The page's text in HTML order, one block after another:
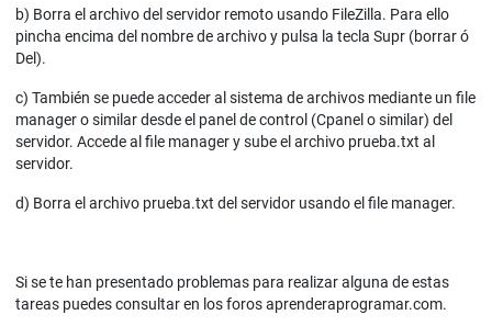
b) Borra el archivo del servidor remoto usando FileZilla. Para ello
pincha encima del nombre de archivo y pulsa la tecla Supr (borrar ó
Del).
c) También se puede acceder al sistema de archivos mediante un file
manager o similar desde el panel de control (Cpanel o similar) del
servidor. Accede al file manager y sube el archivo prueba.txt al
servidor.
d) Borra el archivo prueba.txt del servidor usando el file manager.
Si se te han presentado problemas para realizar alguna de estas
tareas puedes consultar en los foros aprenderaprogramar.com.